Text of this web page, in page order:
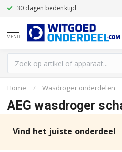
30 dagen bedenktijd
MENU
Home / Wasdroger onderdelen
AEG wasdroger
Vind het juiste onderdeel